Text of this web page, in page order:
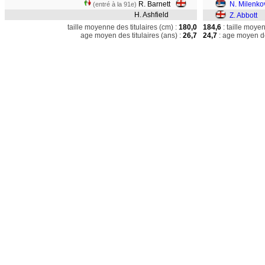
(entré à la 91e) R. Barnett
H. Ashfield
N.
Z. Abbott
taille moyenne des titulaires (cm) : 180,0
age moyen des titulaires (ans) : 26,7
184,6 : taille
24,7 : age moyen